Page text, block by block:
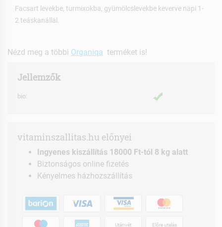
Facsart levekbe, turmixokba, gyümölcslevekbe keverve napi 1-
2 teáskanállal.
Nézd meg a többi Organiqa terméket is!
Jellemzők
bio:
vitaminszallitas.hu előnyei
Ingyenes kiszállítás 18000 Ft-tól 8 kg alatt
Biztonságos online fizetés
Kényelmes házhozszállítás
Utánvét Előre utalás